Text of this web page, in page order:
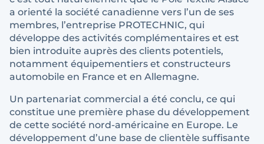
a orienté la société canadienne vers l’un de ses
membres, l’entreprise PROTECHNIC, qui
développe des activités complémentaires et est
bien introduite auprès des clients potentiels,
notamment équipementiers et constructeurs
automobile en France et en Allemagne.
Un partenariat commercial a été conclu, ce qui
constitue une première phase du développement
de cette société nord-américaine en Europe. Le
développement d’une base de clientèle suffisante